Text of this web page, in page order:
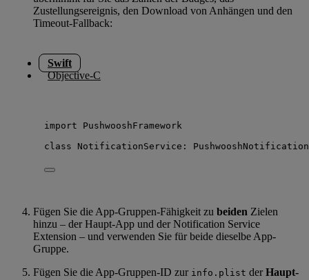
Zustellungsereignis, den Download von Anhängen und den
Timeout-Fallback:
Swift
Objective-C
import PushwooshFramework
class NotificationService:
Fügen Sie die App-Gruppen-Fähigkeit zu beiden Zielen
hinzu – der Haupt-App und der Notification Service
Extension – und verwenden Sie für beide dieselbe App-
Gruppe.
Fügen Sie die App-Gruppen-ID zur info.plist derHaupt-